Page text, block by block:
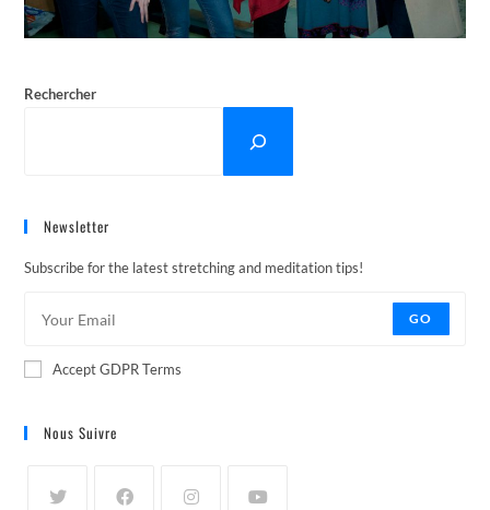
Rechercher
Newsletter
Subscribe for the latest stretching and meditation tips!
GO
Accept GDPR Terms
Nous Suivre